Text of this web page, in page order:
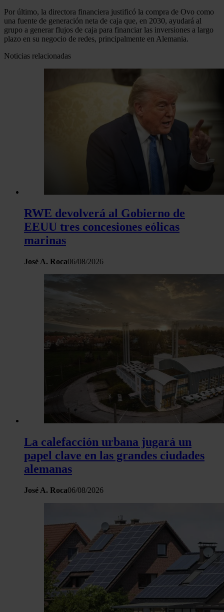
Por último, la directora financiera justificó la compra de Ovo como
una fuente de generación neta de caja que, en 2030, ayudará al
grupo a generar flujos de caja para financiar las inversiones a largo
plazo en su negocio de redes, principalmente en Alemania.
Noticias relacionadas
RWE devolverá al Gobierno de
EEUU tres concesiones eólicas
marinas
José A. Roca06/08/2026
La calefacción urbana jugará un
papel clave en las grandes ciudades
alemanas
José A. Roca06/08/2026